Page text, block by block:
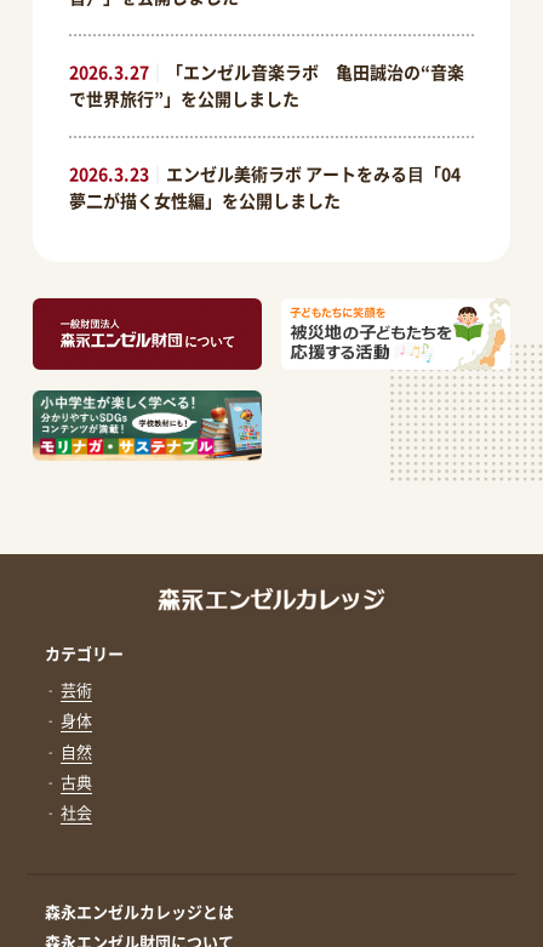
2026.3.27｜
「エンゼル音楽ラボ 亀田誠治の“音楽
で世界旅行”」を公開しました
2026.3.23｜ エンゼル美術ラボ アートをみる⽬「04
夢二が描く女性編」を公開しました
カテゴリー
芸術
身体
自然
古典
社会
森永エンゼルカレッジとは
森永エンゼル財団について